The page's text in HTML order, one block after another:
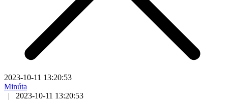
2023-10-11 13:20:53
Minúta
|
2023-10-11 13:20:53